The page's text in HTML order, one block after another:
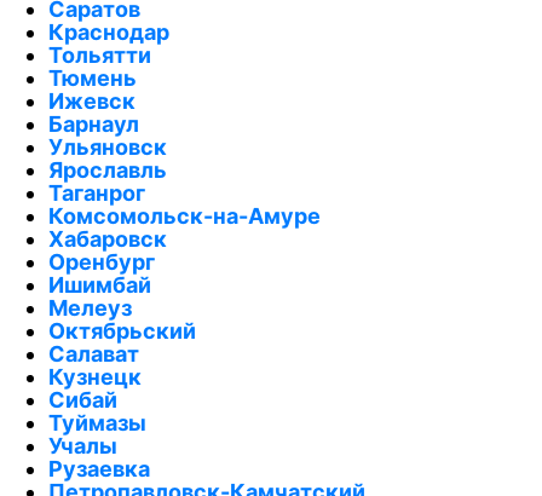
Саратов
Краснодар
Тольятти
Тюмень
Ижевск
Барнаул
Ульяновск
Ярославль
Таганрог
Комсомольск-на-Амуре
Хабаровск
Оренбург
Ишимбай
Мелеуз
Октябрьский
Салават
Кузнецк
Сибай
Туймазы
Учалы
Рузаевка